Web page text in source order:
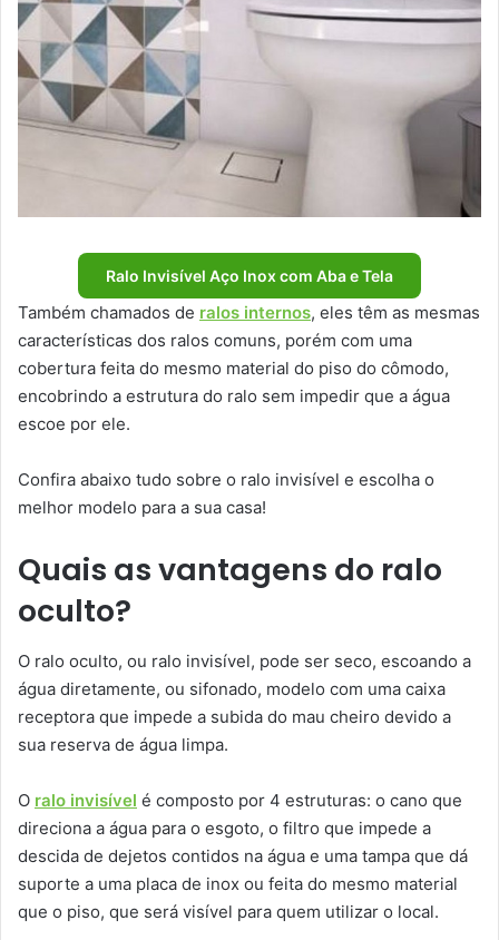
Ralo Invisível Aço Inox com Aba e Tela
Também chamados de ralos internos, eles têm as mesmas
características dos ralos comuns, porém com uma
cobertura feita do mesmo material do piso do cômodo,
encobrindo a estrutura do ralo sem impedir que a água
escoe por ele.
Confira abaixo tudo sobre o ralo invisível e escolha o
melhor modelo para a sua casa!
Quais as vantagens do ralo
oculto?
O ralo oculto, ou ralo invisível, pode ser seco, escoando a
água diretamente, ou sifonado, modelo com uma caixa
receptora que impede a subida do mau cheiro devido a
sua reserva de água limpa.
O ralo invisível é composto por 4 estruturas: o cano que
direciona a água para o esgoto, o filtro que impede a
descida de dejetos contidos na água e uma tampa que dá
suporte a uma placa de inox ou feita do mesmo material
que o piso, que será visível para quem utilizar o local.